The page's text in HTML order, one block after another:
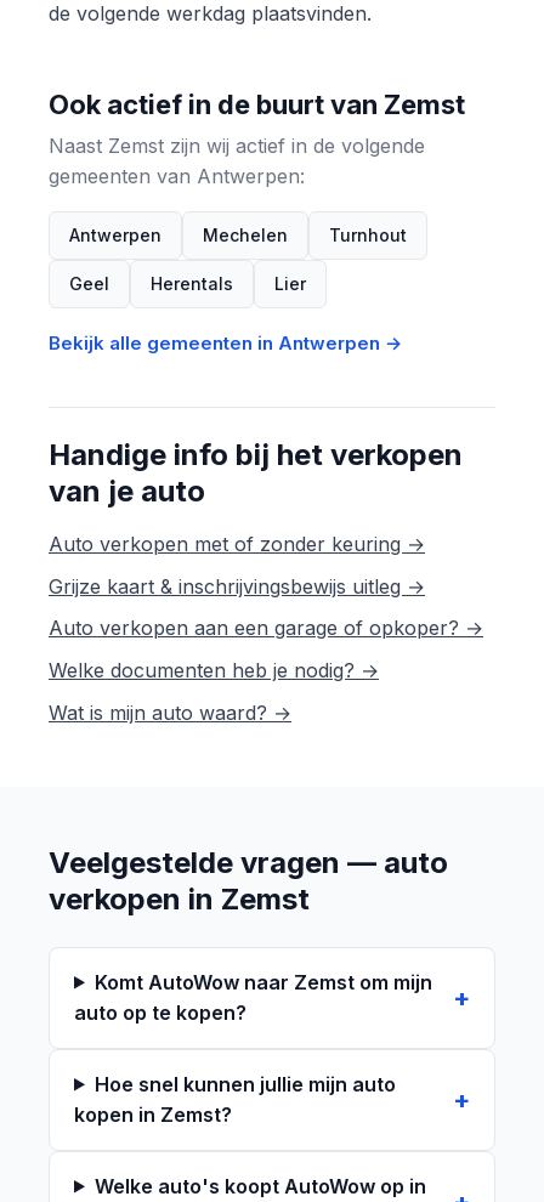
de volgende werkdag plaatsvinden.
Ook actief in de buurt van Zemst
Naast Zemst zijn wij actief in de volgende
gemeenten van Antwerpen:
Antwerpen Mechelen Turnhout
Geel Herentals Lier
Bekijk alle gemeenten in Antwerpen →
Handige info bij het verkopen
van je auto
Auto verkopen met of zonder keuring →
Grijze kaart & inschrijvingsbewijs uitleg →
Auto verkopen aan een garage of opkoper? →
Welke documenten heb je nodig? →
Wat is mijn auto waard? →
Veelgestelde vragen — auto
verkopen in Zemst
Komt AutoWow naar Zemst om mijn
auto op te kopen?
Hoe snel kunnen jullie mijn auto
kopen in Zemst?
Welke auto's koopt AutoWow op in